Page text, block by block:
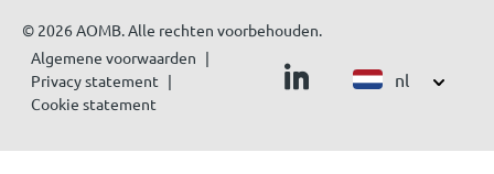
© 2026 AOMB. Alle rechten voorbehouden.
Algemene voorwaarden
Privacy statement
Cookie statement
nl